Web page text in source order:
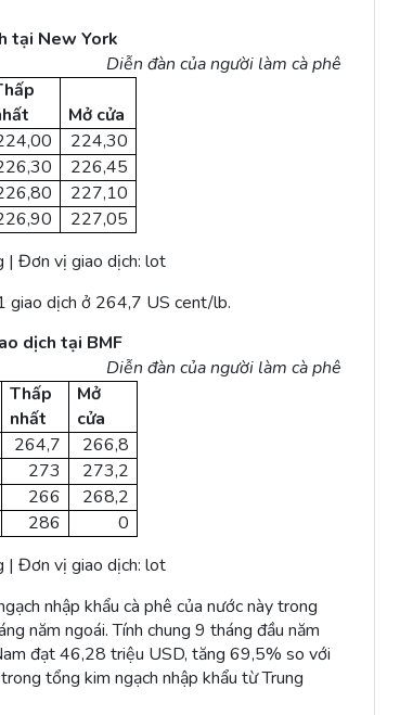
tại New York
Diễn đàn của người làm cà phê
Mở cửa
224,30
226,45
227,10
227,05
Đơn vị giao dịch: lot
giao dịch ở 264,7 US cent/lb.
dịch tại BMF
Diễn đàn của người làm cà phê
Thấp
nhất
Mở
cửa
264,7
266,8
273
273,2
266
268,2
286
0
Đơn vị giao dịch: lot
nhập khẩu cà phê của nước này trong
năm ngoái. Tính chung 9 tháng đầu năm
đạt 46,28 triệu USD, tăng 69,5% so với
tổng kim ngạch nhập khẩu từ Trung